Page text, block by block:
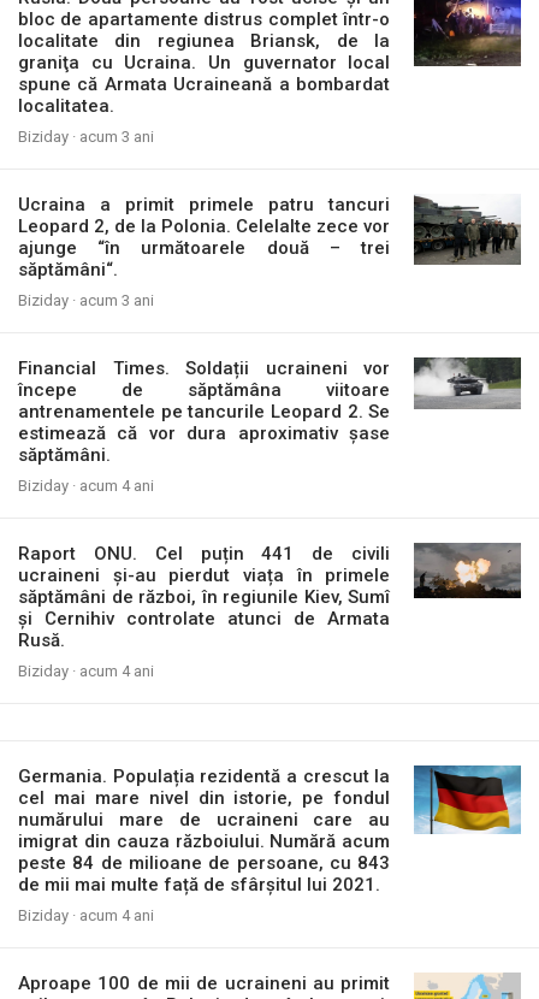
bloc de apartamente distrus complet într-o
localitate din regiunea Briansk, de la
graniţa cu Ucraina. Un guvernator local
spune că Armata Ucraineană a bombardat
localitatea.
Biziday · acum 3 ani
Ucraina a primit primele patru tancuri
Leopard 2, de la Polonia. Celelalte zece vor
ajunge “în următoarele două – trei
săptămâni“.
Biziday · acum 3 ani
Financial Times. Soldații ucraineni vor
începe de săptămâna viitoare
antrenamentele pe tancurile Leopard 2. Se
estimează că vor dura aproximativ șase
săptămâni.
Biziday · acum 4 ani
Raport ONU. Cel puțin 441 de civili
ucraineni și-au pierdut viața în primele
săptămâni de război, în regiunile Kiev, Sumî
și Cernihiv controlate atunci de Armata
Rusă.
Biziday · acum 4 ani
Germania. Populația rezidentă a crescut la
cel mai mare nivel din istorie, pe fondul
numărului mare de ucraineni care au
imigrat din cauza războiului. Numără acum
peste 84 de milioane de persoane, cu 843
de mii mai multe față de sfârșitul lui 2021.
Biziday · acum 4 ani
Aproape 100 de mii de ucraineni au primit